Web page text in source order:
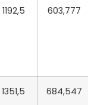
1192,5 603,777
1351,5 684,547